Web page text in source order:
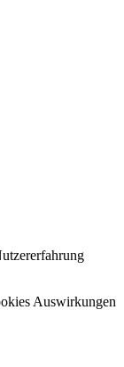
Auswirkungen